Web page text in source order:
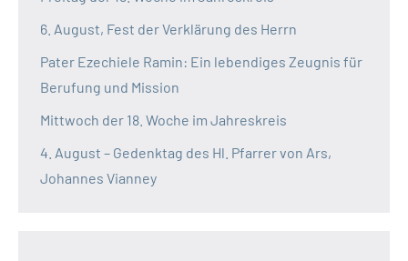
6. August, Fest der Verklärung des Herrn
Pater Ezechiele Ramin: Ein lebendiges Zeugnis für
Berufung und Mission
Mittwoch der 18. Woche im Jahreskreis
4. August – Gedenktag des Hl. Pfarrer von Ars,
Johannes Vianney